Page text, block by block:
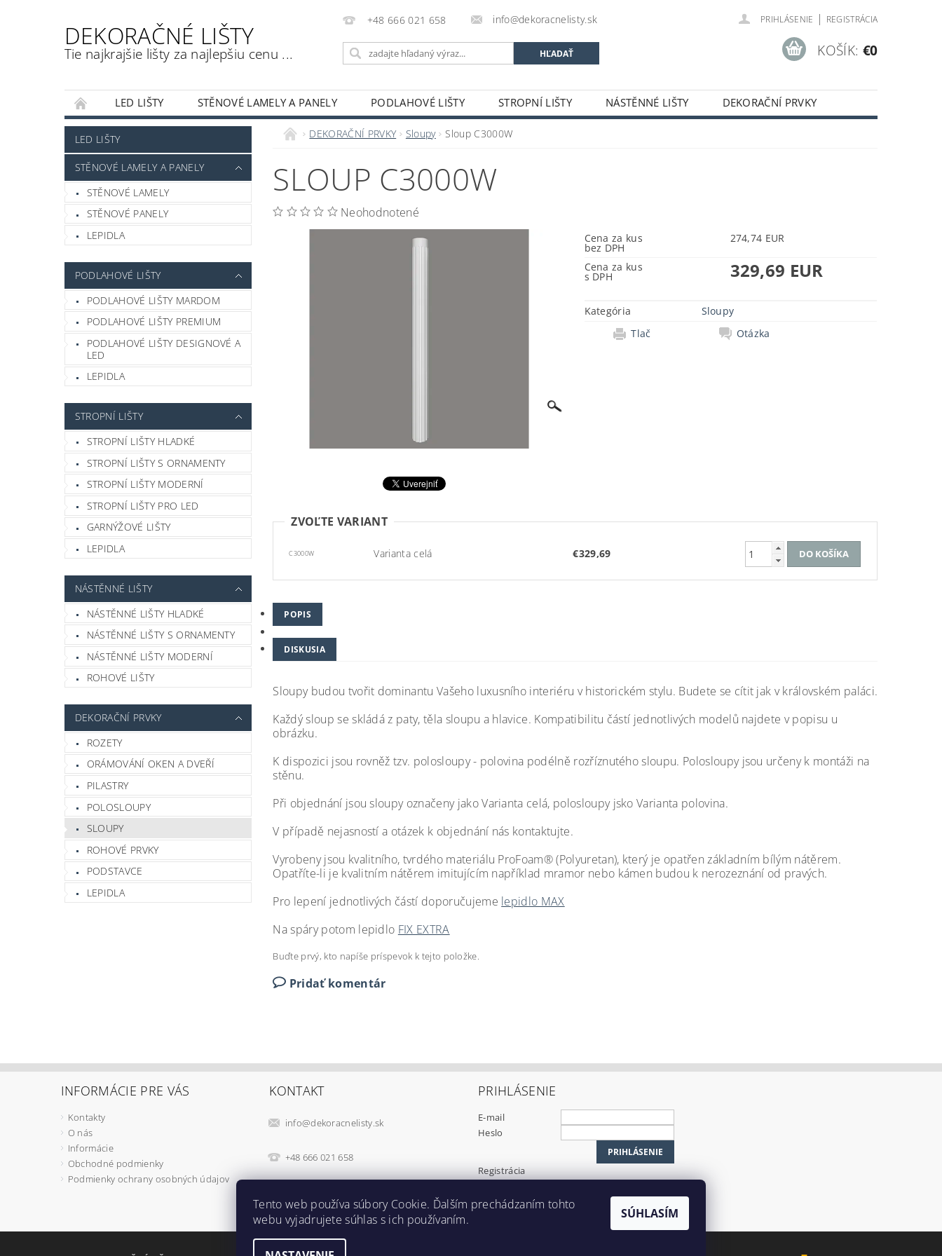
DEKORAČNÉ LIŠTY
Tie najkrajšie lišty za najlepšiu cenu ...
+48 666 021 658 info@dekoracnelisty.sk PRIHLÁSENIE | REGISTRÁCIA
KOŠÍK: €0
LED LIŠTY STĚNOVÉ LAMELY A PANELY PODLAHOVÉ LIŠTY STROPNÍ LIŠTY NÁSTĚNNÉ LIŠTY
DEKORAČNÍ PRVKY
INFORMÁCIE
O NÁS KONTAKTY OBCHODNÉ PODMIENKY NAPÍŠTE NÁM
LED LIŠTY
STĚNOVÉ LAMELY A PANELY
STĚNOVÉ LAMELY
STĚNOVÉ PANELY
LEPIDLA
PODLAHOVÉ LIŠTY
PODLAHOVÉ LIŠTY MARDOM
PODLAHOVÉ LIŠTY PREMIUM
PODLAHOVÉ LIŠTY DESIGNOVÉ A
LED
LEPIDLA
STROPNÍ LIŠTY
STROPNÍ LIŠTY HLADKÉ
STROPNÍ LIŠTY S ORNAMENTY
STROPNÍ LIŠTY MODERNÍ
STROPNÍ LIŠTY PRO LED
GARNÝŽOVÉ LIŠTY
LEPIDLA
NÁSTĚNNÉ LIŠTY
NÁSTĚNNÉ LIŠTY HLADKÉ
NÁSTĚNNÉ LIŠTY S ORNAMENTY
NÁSTĚNNÉ LIŠTY MODERNÍ
ROHOVÉ LIŠTY
DEKORAČNÍ PRVKY
ROZETY
ORÁMOVÁNÍ OKEN A DVEŘÍ
PILASTRY
POLOSLOUPY
SLOUPY
ROHOVÉ PRVKY
PODSTAVCE
LEPIDLA
DEKORAČNÍ PRVKY Sloupy Sloup C3000W
SLOUP C3000W
Neohodnotené
Cena za kus
bez DPH
274,74 EUR
Cena za kus
s DPH 329,69 EUR
Kategória
Sloupy
Tlač
Otázka
ZVOĽTE VARIANT
C3000W Varianta celá €329,69
POPIS
DISKUSIA
Sloupy budou tvořit dominantu Vašeho luxusního interiéru v historickém stylu. Budete se cítit jak v královském paláci.
Každý sloup se skládá z paty, těla sloupu a hlavice. Kompatibilitu částí jednotlivých modelů najdete v popisu u
obrázku.
K dispozici jsou rovněž tzv. polosloupy - polovina podélně rozříznutého sloupu. Polosloupy jsou určeny k montáži na
stěnu.
Při objednání jsou sloupy označeny jako Varianta celá, polosloupy jsko Varianta polovina.
V případě nejasností a otázek k objednání nás kontaktujte.
Vyrobeny jsou kvalitního, tvrdého materiálu ProFoam® (Polyuretan), který je opatřen základním bílým nátěrem.
Opatříte-li je kvalitním nátěrem imitujícím například mramor nebo kámen budou k nerozeznání od pravých.
Pro lepení jednotlivých částí doporučujeme lepidlo MAX
Na spáry potom lepidlo FIX EXTRA
Buďte prvý, kto napíše príspevok k tejto položke.
Pridať komentár
INFORMÁCIE PRE VÁS
Kontakty
O nás
Informácie
Obchodné podmienky
Podmienky ochrany osobných údajov
KONTAKT
info@dekoracnelisty.sk
+48 666 021 658
PRIHLÁSENIE
E-mail
Heslo
Registrácia
DEKORAČNÉ LIŠTY © 2024
Tento web používa súbory Cookie. Ďalším prechádzaním tohto
webu vyjadrujete súhlas s ich používaním.
SÚHLASÍM